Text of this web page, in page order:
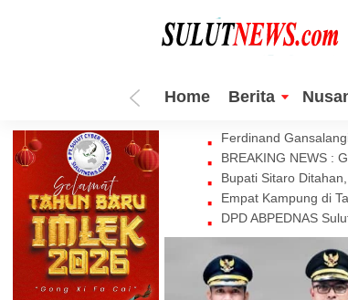
Home Berita
Ferdinand
BREAKING NEWS :
Bupati Sitaro
Empat Kampung di
DPD ABPEDNAS